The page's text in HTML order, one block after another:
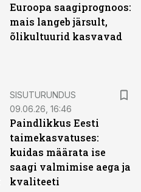
Euroopa saagiprognoos:
mais langeb järsult,
õlikultuurid kasvavad
SISUTURUNDUS
09.06.26, 16:46
Paindlikkus Eesti
taimekasvatuses:
kuidas määrata ise
saagi valmimise aega ja
kvaliteeti